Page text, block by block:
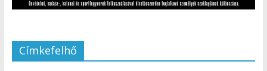
Címkefelhő